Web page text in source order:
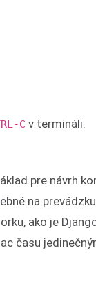
C v termináli.
pre návrh
na
ako je
času